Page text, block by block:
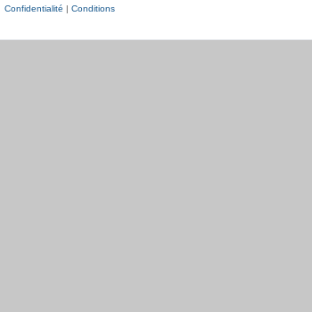
Confidentialité | Conditions